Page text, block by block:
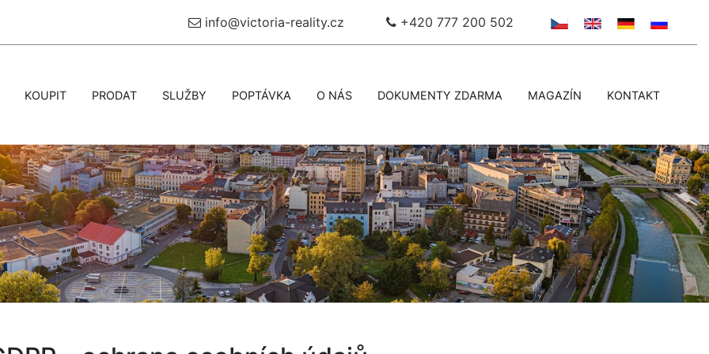
info@victoria-reality.cz +420 777 200 502
KOUPIT PRODAT SLUŽBY POPTÁVKA O NÁS DOKUMENTY ZDARMA MAGAZÍN KONTAKT